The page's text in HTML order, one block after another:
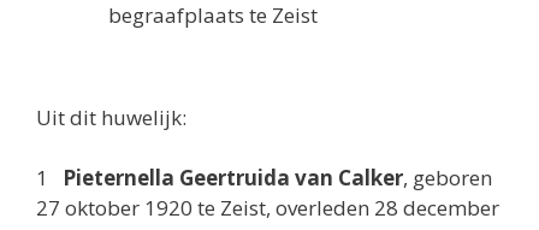
begraafplaats te Zeist
Uit dit huwelijk:
1 Pieternella Geertruida van Calker, geboren
27 oktober 1920 te Zeist, overleden 28 december